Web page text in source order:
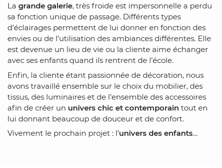
La grande galerie, très froide est impersonnelle a perdu
sa fonction unique de passage. Différents types
d’éclairages permettent de lui donner en fonction des
envies ou de l’utilisation des ambiances différentes. Elle
est devenue un lieu de vie ou la cliente aime échanger
avec ses enfants quand ils rentrent de l’école.
Enfin, la cliente étant passionnée de décoration, nous
avons travaillé ensemble sur le choix du mobilier, des
tissus, des luminaires et de l’ensemble des accessoires
afin de créer un univers chic et contemporain tout en
lui donnant beaucoup de douceur et de confort.
Vivement le prochain projet : l’univers des enfants…